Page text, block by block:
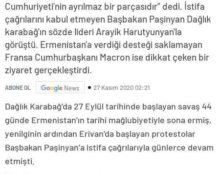
Cumhuriyeti'nin ayrılmaz bir parçasıdır” dedi. İstifa
çağrılarını kabul etmeyen Başbakan Paşinyan Dağlık
karabağ'ın sözde lideri Arayik Harutyunyan'la
görüştü. Ermenistan'a verdiği desteği saklamayan
Fransa Cumhurbaşkanı Macron ise dikkat çeken bir
ziyaret gerçekleştirdi.
ABONE OL News 27 Kasım 2020 02:21
Dağlık Karabağ’da 27 Eylül tarihinde başlayan savaş 44
günde Ermenistan’ın tarihi mağlubiyetiyle sona ermiş,
yenilginin ardından Erivan’da başlayan protestolar
Başbakan Paşinyan’a istifa çağrılarıyla günlerce devam
etmişti.